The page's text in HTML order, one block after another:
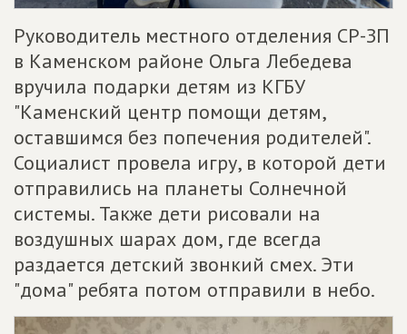
Руководитель местного отделения СР-ЗП
в Каменском районе Ольга Лебедева
вручила подарки детям из КГБУ
"Каменский центр помощи детям,
оставшимся без попечения родителей".
Социалист провела игру, в которой дети
отправились на планеты Солнечной
системы. Также дети рисовали на
воздушных шарах дом, где всегда
раздается детский звонкий смех. Эти
"дома" ребята потом отправили в небо.